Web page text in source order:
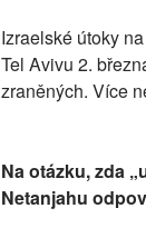
Izraelské útoky
Tel Avivu 2.
zraněných. Více
Na otázku, zda
Netanjahu